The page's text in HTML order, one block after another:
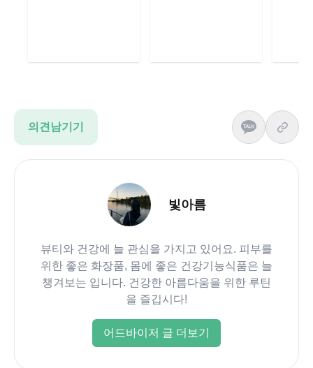
의견남기기
빛아름
뷰티와 건강에 늘 관심을 가지고 있어요. 피부를
위한 좋은 화장품, 몸에 좋은 건강기능식품은 늘
챙겨보는 입니다. 건강한 아름다움을 위한 루틴
을 즐깁시다!
어드바이저 글 더보기